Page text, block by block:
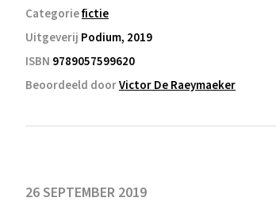
Categoriefictie
Uitgeverij Podium, 2019
ISBN 9789057599620
Beoordeeld doorVictor De Raeymaeker
26 SEPTEMBER 2019